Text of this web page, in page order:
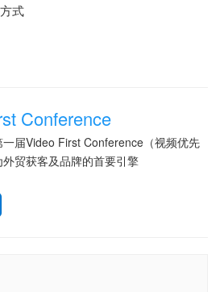
式
Conference
届Video First Conference（视频优先
贸获客及品牌的首要引擎